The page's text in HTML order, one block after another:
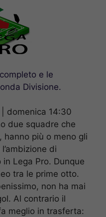
e le
Divisione.
| domenica 14:30
due squadre che
hanno più o meno gli
di
Lega Pro. Dunque
tra le prime otto.
non ha mai
Al contrario il
meglio in trasferta: